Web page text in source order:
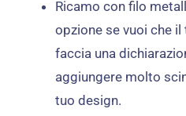
Ricamo con filo
opzione se vuoi che
faccia una
aggiungere molto
tuo design.